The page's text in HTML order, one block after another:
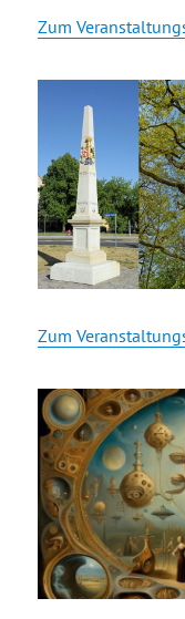
Zum
Zum